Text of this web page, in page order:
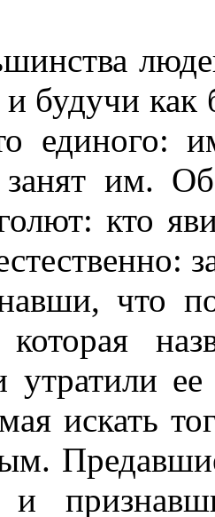
будучи как
единого:
занят им.
кто
что
которая
утратили
искать
и